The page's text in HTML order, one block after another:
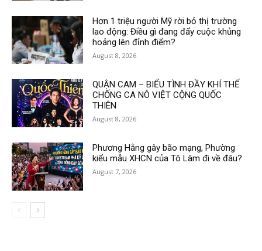
Hơn 1 triệu người Mỹ rời bỏ thị trường
lao động: Điều gì đang đẩy cuộc khủng
hoảng lên đỉnh điểm?
August 8, 2026
QUẬN CAM – BIỂU TÌNH ĐẦY KHÍ THẾ
CHỐNG CA NÔ VIỆT CỘNG QUỐC
THIÊN
August 8, 2026
Phương Hằng gây bão mạng, Phường
kiểu mẫu XHCN của Tô Lâm đi về đâu?
August 7, 2026